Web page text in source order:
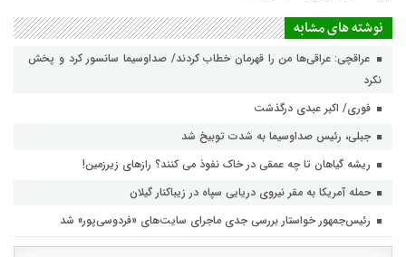
نوشته های مشابه
عراقچی: عراقی‌ها من را قهرمان خطاب کردند/ صداوسیما سانسور کرد و پخش
نکرد
فوری/ اکبر عبدی درگذشت
جبلی، رئیس صداوسیما به شدت توبیخ شد
ریشه گیاهان تا چه عمقی در خاک نفوذ می کنند؟ رازهای زیرزمین!
حمله آمریکا به مقر نیروی دریایی سپاه در زیباکنار گیلان
رئیس‌جمهور خواستار بررسی جدی ماجرای سایت‌های «فردوسی‌پور» شد